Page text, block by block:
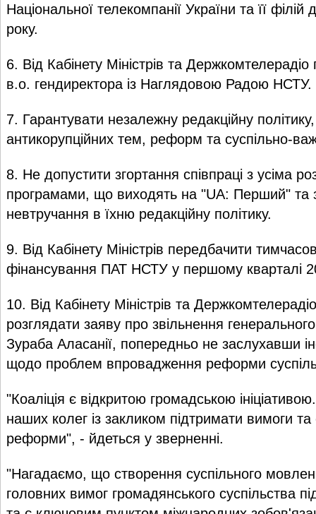
Національної телекомпанії України та її
року.
6. Від Кабінету Міністрів та
в.о. гендиректора із Наглядовою Радою НСТУ.
7. Гарантувати незалежну редакційну
антикорупційних тем, реформ та суспільно-
8. Не допустити згортання співпраці з усіма
програмами, що виходять на "UA: Перший" та
невтручання в їхню редакційну політику.
9. Від Кабінету Міністрів передбачити
фінансування ПАТ НСТУ у першому кварталі
10. Від Кабінету Міністрів та
розглядати заяву про звільнення
Зураба Аласанії, попередньо не заслухавши
щодо проблем впровадження реформи
"Коаліція є відкритою громадською
наших колег із закликом підтримати вимоги та
реформи", - йдеться у зверненні.
"Нагадаємо, що створення суспільного
головних вимог громадянського суспільства